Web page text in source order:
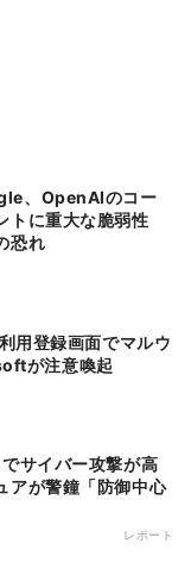
、OpenAIのコー
トに重大な脆弱性
恐れ
が注意喚起
アが警鐘「防御中心
レポート